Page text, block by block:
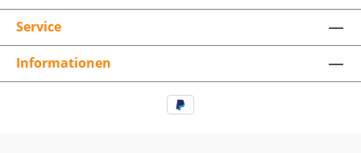
Service
Informationen